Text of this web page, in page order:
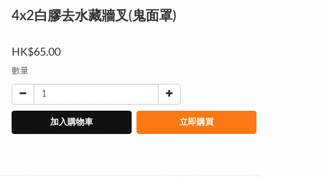
4x2白膠去水藏牆叉(鬼面罩)
HK$65.00
數量
加入購物車 立即購買